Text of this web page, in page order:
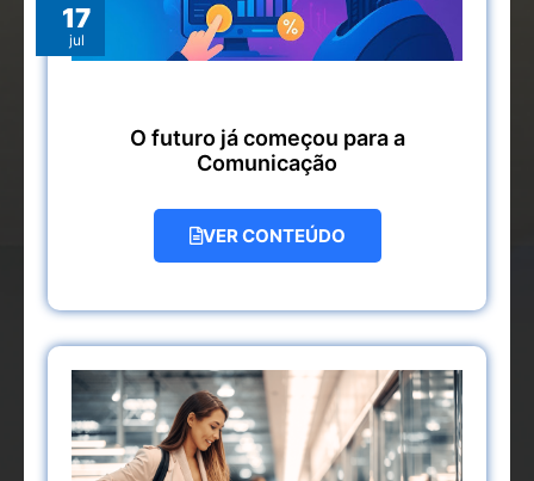
17
jul
O futuro já começou para a
Comunicação
VER CONTEÚDO